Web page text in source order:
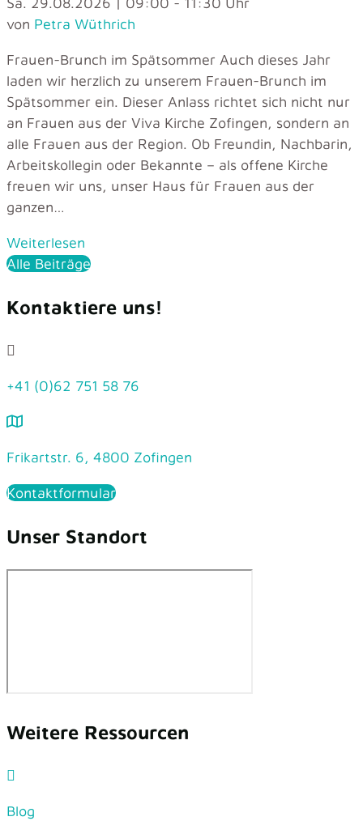
von Petra Wüthrich
Frauen-Brunch im Spätsommer Auch dieses Jahr
laden wir herzlich zu unserem Frauen-Brunch im
Spätsommer ein. Dieser Anlass richtet sich nicht nur
an Frauen aus der Viva Kirche Zofingen, sondern an
alle Frauen aus der Region. Ob Freundin, Nachbarin,
Arbeitskollegin oder Bekannte – als offene Kirche
freuen wir uns, unser Haus für Frauen aus der
ganzen…
Weiterlesen
Alle Beiträge
Kontaktiere uns!
+41 (0)62 751 58 76
Frikartstr. 6, 4800 Zofingen
Kontaktformular
Unser Standort
Weitere Ressourcen
Blog